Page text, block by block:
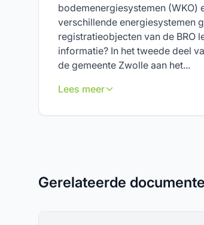
bodemenergiesystemen (WKO)
verschillende energiesystemen
registratieobjecten van de BRO
informatie? In het tweede deel
de gemeente Zwolle aan het...
Lees meer
Gerelateerde